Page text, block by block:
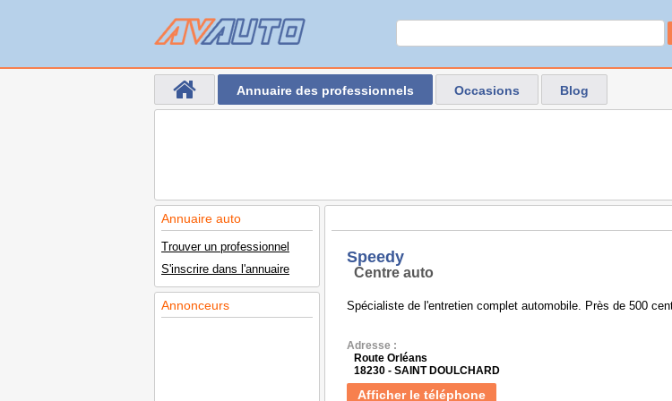
Annuaire des professionnels Occasions Blog
Annuaire auto
Trouver un professionnel
S'inscrire dans l'annuaire
Annonceurs
Speedy
Centre auto
Spécialiste de l'entretien complet automobile. Près de 500
Adresse :
Route Orléans
18230 - SAINT DOULCHARD
Afficher le téléphone